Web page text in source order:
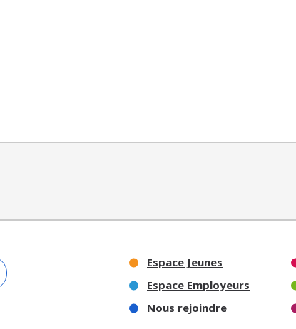
Espace Jeunes
Espace Employeurs
Nous rejoindre